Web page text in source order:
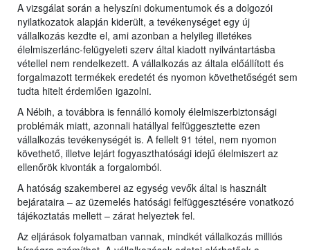
A vizsgálat során a helyszíni dokumentumok és a dolgozói
nyilatkozatok alapján kiderült, a tevékenységet egy új
vállalkozás kezdte el, ami azonban a helyileg illetékes
élelmiszerlánc-felügyeleti szerv által kiadott nyilvántartásba
vétellel nem rendelkezett. A vállalkozás az általa előállított és
forgalmazott termékek eredetét és nyomon követhetőségét sem
tudta hitelt érdemlően igazolni.
A Nébih, a továbbra is fennálló komoly élelmiszerbiztonsági
problémák miatt, azonnali hatállyal felfüggesztette ezen
vállalkozás tevékenységét is. A fellelt 91 tétel, nem nyomon
követhető, illetve lejárt fogyaszthatósági idejű élelmiszert az
ellenőrök kivonták a forgalomból.
A hatóság szakemberei az egység vevők által is használt
bejárataira – az üzemelés hatósági felfüggesztésére vonatkozó
tájékoztatás mellett – zárat helyeztek fel.
Az eljárások folyamatban vannak, mindkét vállalkozás milliós